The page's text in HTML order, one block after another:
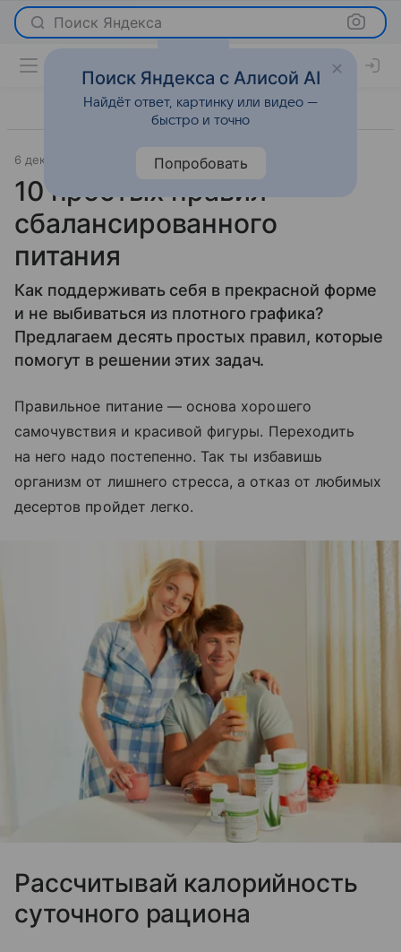
Поиск Яндекса
6 декабря 2012 Новости
10 простых правил
сбалансированного
питания
Как поддерживать себя в прекрасной форме
и не выбиваться из плотного графика?
Предлагаем десять простых правил, которые
помогут в решении этих задач.
Правильное питание — основа хорошего
самочувствия и красивой фигуры. Переходить
на него надо постепенно. Так ты избавишь
организм от лишнего стресса, а отказ от любимых
десертов пройдет легко.
Рассчитывай калорийность
суточного рациона
Поиск Яндекса с Алисой AI
Найдёт ответ, картинку или видео —
быстро и точно
Попробовать